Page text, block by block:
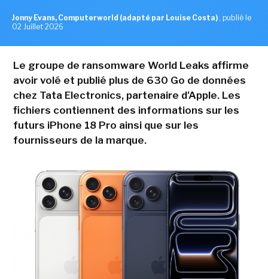
Jonny Evans, Computerworld (adapté par Louise Costa) , publié le
02 Juillet 2026
Le groupe de ransomware World Leaks affirme
avoir volé et publié plus de 630 Go de données
chez Tata Electronics, partenaire d'Apple. Les
fichiers contiennent des informations sur les
futurs iPhone 18 Pro ainsi que sur les
fournisseurs de la marque.